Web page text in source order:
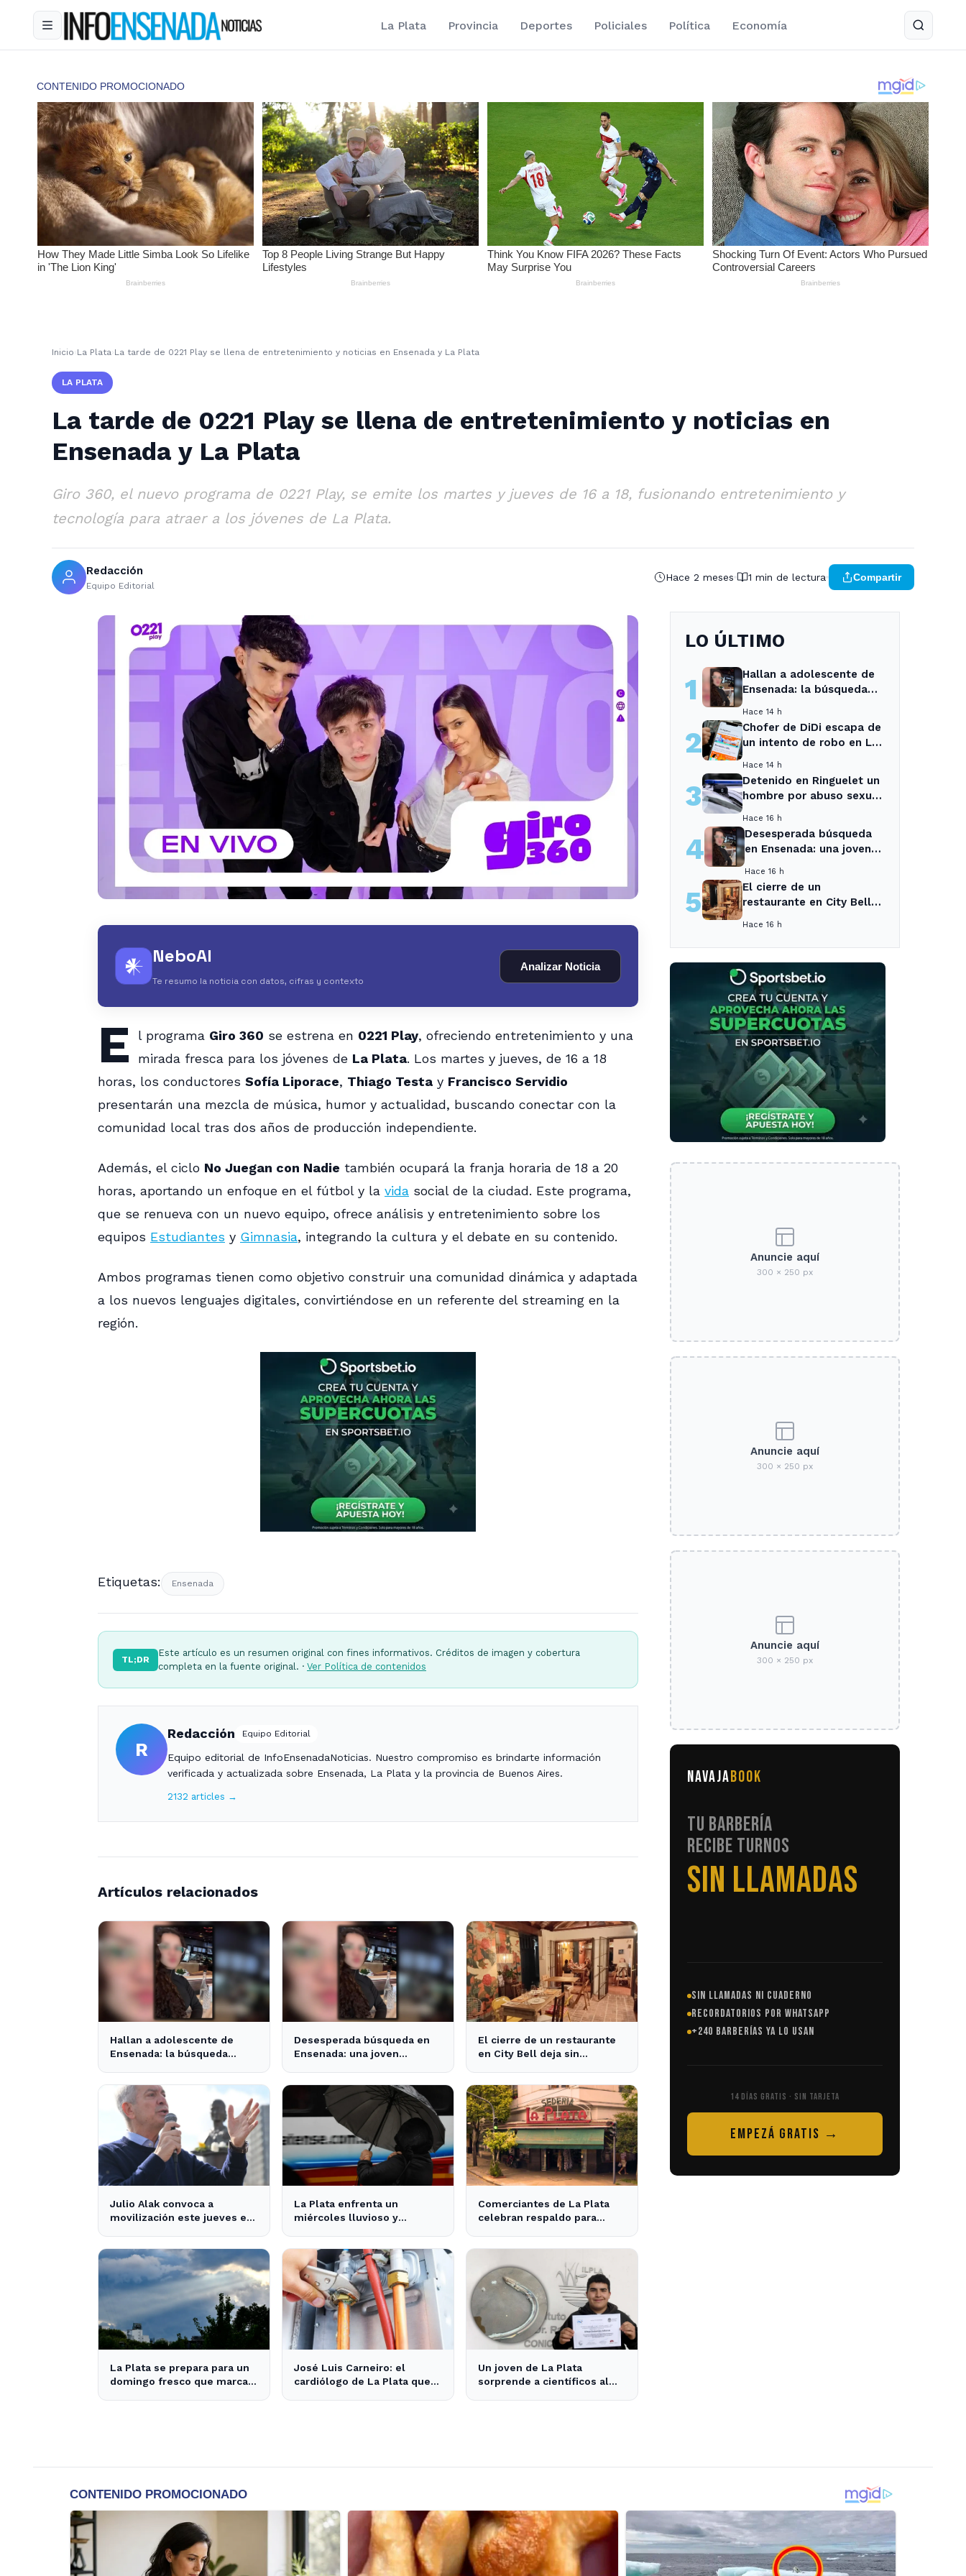
La Plata Provincia Deportes Policiales Política Economía
Inicio ›La Plata›La tarde de 0221 Play se llena de entretenimiento y noticias en Ensenada y La Plata
LA PLATA
La tarde de 0221 Play se llena de entretenimiento y noticias en
Ensenada y La Plata
Giro 360, el nuevo programa de 0221 Play, se emite los martes y jueves de 16 a 18, fusionando entretenimiento y
tecnología para atraer a los jóvenes de La Plata.
Redacción
Equipo Editorial
Hace 2 meses 1 min de lectura Compartir
𒀭 NeboAI
Te resumo la noticia con datos, cifras y contexto
Analizar Noticia
E l programa Giro 360 se estrena en 0221 Play, ofreciendo entretenimiento y una
mirada fresca para los jóvenes de La Plata. Los martes y jueves, de 16 a 18
horas, los conductores Sofía Liporace, Thiago Testa y Francisco Servidio
presentarán una mezcla de música, humor y actualidad, buscando conectar con la
comunidad local tras dos años de producción independiente.
Además, el ciclo No Juegan con Nadie también ocupará la franja horaria de 18 a 20
horas, aportando un enfoque en el fútbol y la vida social de la ciudad. Este programa,
que se renueva con un nuevo equipo, ofrece análisis y entretenimiento sobre los
equipos Estudiantes y Gimnasia, integrando la cultura y el debate en su contenido.
Ambos programas tienen como objetivo construir una comunidad dinámica y adaptada
a los nuevos lenguajes digitales, convirtiéndose en un referente del streaming en la
región.
Etiquetas: Ensenada
TL;DR
Este artículo es un resumen original con fines informativos. Créditos de imagen y cobertura
completa en la fuente original. · Ver Política de contenidos
R
Redacción Equipo Editorial
Equipo editorial de InfoEnsenadaNoticias. Nuestro compromiso es brindarte información
verificada y actualizada sobre Ensenada, La Plata y la provincia de Buenos Aires.
2132 articles →
Artículos relacionados
Hallan a adolescente de
Ensenada: la búsqueda
Desesperada búsqueda en
Ensenada: una joven
El cierre de un restaurante
en City Bell deja sin
Julio Alak convoca a
movilización este jueves en
La Plata enfrenta un
miércoles lluvioso y
libre
Comerciantes de La Plata
celebran respaldo para
La Plata se prepara para un
domingo fresco que marca
José Luis Carneiro: el
cardiólogo de La Plata que
Un joven de La Plata
sorprende a científicos al
LO ÚLTIMO
1
Hallan a adolescente de
Ensenada: la búsqueda
Hace 14 h
2
Chofer de DiDi escapa de
un intento de robo en La
Hace 14 h
3
Detenido en Ringuelet un
hombre por abuso sexual
Hace 16 h
4
Desesperada búsqueda
en Ensenada: una joven
Hace 16 h
5
El cierre de un
restaurante en City Bell
Hace 16 h
Anuncie aquí
300 × 250 px
Anuncie aquí
300 × 250 px
Anuncie aquí
300 × 250 px
NAVAJABOOK
TU BARBERÍA
RECIBE TURNOS
SIN LLAMADAS
SIN LLAMADAS NI CUADERNO
RECORDATORIOS POR WHATSAPP
+240 BARBERÍAS YA LO USAN
14 DÍAS GRATIS · SIN TARJETA
EMPEZÁ GRATIS →